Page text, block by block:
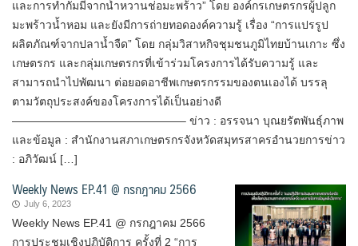
และการทำกัมมี่จากน้ำหวานช่อมะพร้าว” โดย องค์กรเกษตรกรผู้ปลูก
มะพร้าวน้ำหอม และยังมีการถ่ายทอดองค์ความรู้ เรื่อง “การแปรรูป
ผลิตภัณฑ์จากปลาน้ำจืด” โดย กลุ่มวิสาหกิจชุมชนภูมิไทยบ้านเกาะ ซึ่ง
เกษตรกร และกลุ่มเกษตรกรที่เข้าร่วมโครงการได้รับความรู้ และ
สามารถนำไปพัฒนา ต่อยอดอาชีพเกษตรกรรมของตนเองได้ บรรลุ
ตามวัตถุประสงค์ของโครงการได้เป็นอย่างดี
———————————————– ข่าว : อรรจนา บุณยรัตพันธุ์ภาพ
และข้อมูล : สำนักงานสภาเกษตรกรจังหวัดสมุทรสาครอำนวยการข่าว
: อภิวัฒน์ […]
Weekly News EP.41 @ กรกฎาคม 2566
July 6, 2023
Weekly News EP.41 @ กรกฎาคม 2566
การประชุมเชิงปฏิบัติการ ครั้งที่ 2 “การ